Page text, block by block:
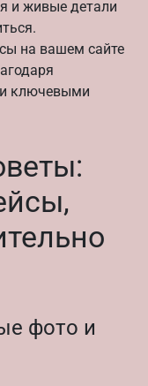
и живые детали
на вашем сайте
ключевыми
фото и